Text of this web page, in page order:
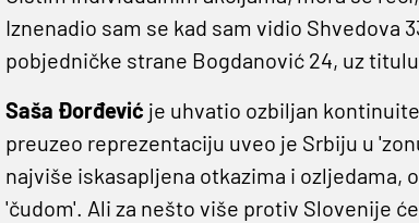
Iznenadio sam se kad sam vidio Shvedova
pobjedničke strane Bogdanović 24, uz
Saša Đorđević je uhvatio ozbiljan
preuzeo reprezentaciju uveo je Srbiju u
najviše iskasapljena otkazima i ozljedama,
'čudom'. Ali za nešto više protiv Slovenije